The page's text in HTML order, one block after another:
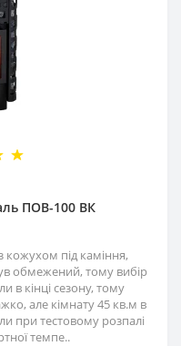
ПОВ-100 ВК
кожухом під каміння,
обмежений, тому вибір
в кінці сезону, тому
але кімнату 45 кв.м в
при тестовому розпалі
темпе..